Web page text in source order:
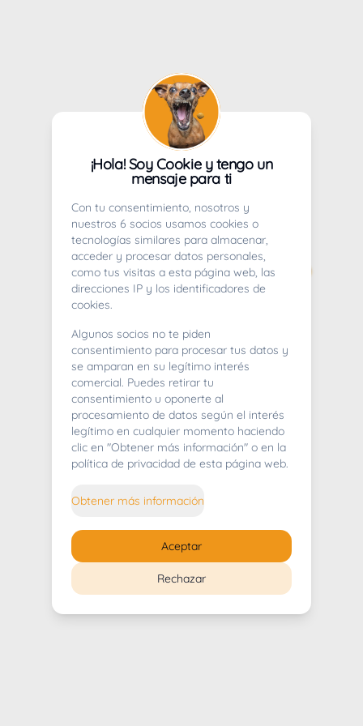
404
Whoops! Lo sentimos mucho.
¡Hola! Soy Cookie y tengo un
mensaje para ti
Con tu consentimiento, nosotros y
nuestros 6 socios usamos cookies o
tecnologías similares para almacenar,
acceder y procesar datos personales,
como tus visitas a esta página web, las
direcciones IP y los identificadores de
cookies.
Algunos socios no te piden
consentimiento para procesar tus datos y
se amparan en su legítimo interés
comercial. Puedes retirar tu
consentimiento u oponerte al
procesamiento de datos según el interés
legítimo en cualquier momento haciendo
clic en "Obtener más información" o en la
política de privacidad de esta página web.
Obtener más información
Rechazar
Aceptar